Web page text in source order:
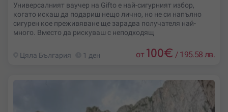
Универсалният ваучер на Gifto е най-сигурният избор,
когато искаш да подариш нещо лично, но не си напълно
сигурен кое преживяване ще зарадва получателя най-
много. Вместо да рискуваш с неподходящ
Цяла България 1 ден от 100€ / 195.58 лв.